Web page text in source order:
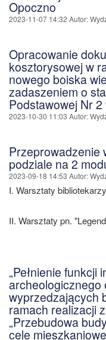
Opoczno
2023-11-07 14:32 Autor:
Opracowanie
kosztorysowej w
nowego boiska
zadaszeniem o
Podstawowej Nr
2023-10-30 11:03 Autor:
Przeprowadzenie
podziale na 2
2023-09-18 14:53 Autor:
I. Warsztaty
II. Warsztaty pn.
„Pełnienie funkcji
wyprzedzających
ramach realizacji
„Przebudowa
cele